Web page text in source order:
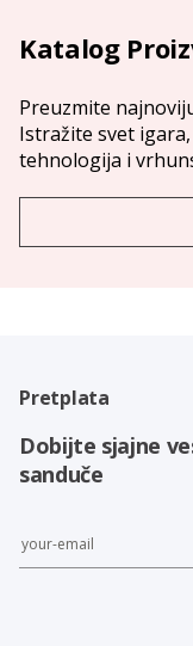
Katalog
Preuzmite
Istražite svet
tehnologija i
Pretplata
Dobijte sjajne
sanduče